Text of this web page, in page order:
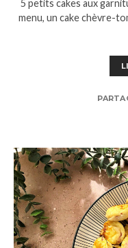
5 petits cakes aux
menu, un cake chèvre-